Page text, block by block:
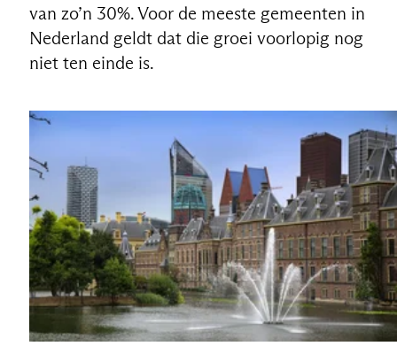
van zo’n 30%. Voor de meeste gemeenten in
Nederland geldt dat die groei voorlopig nog
niet ten einde is.